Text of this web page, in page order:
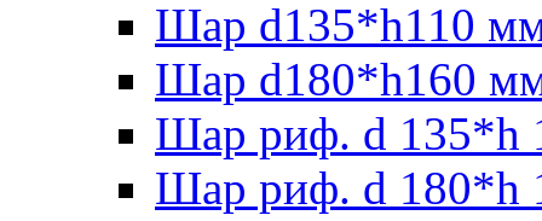
Шар d135*h110
Шар d180*h160
Шар риф. d 135*h
Шар риф. d 180*h